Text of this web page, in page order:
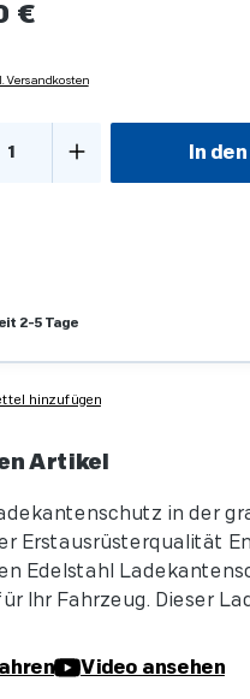
€
Versandkosten
Anzahl: Gib In
2-5 Tage
hinzufügen
Artikel
in der
Erstausrüsterqualität
Edelstahl
Ihr Fahrzeug. Dieser
Video ansehen